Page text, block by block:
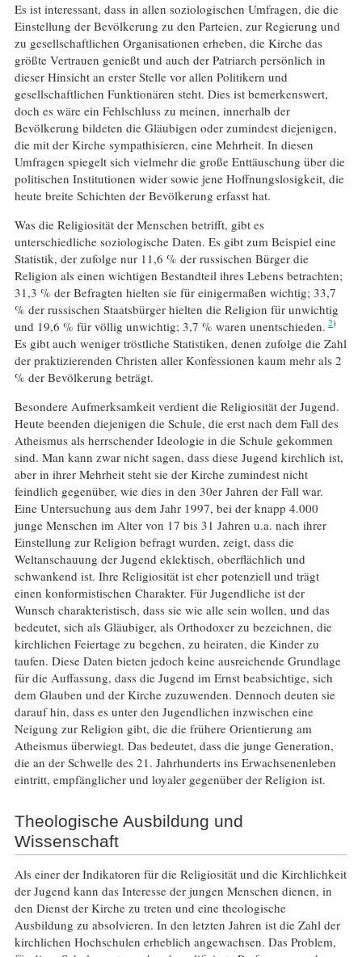
Es ist interessant, dass in allen soziologischen Umfragen, die die
Einstellung der Bevölkerung zu den Parteien, zur Regierung und
zu gesellschaftlichen Organisationen erheben, die Kirche das
größte Vertrauen genießt und auch der Patriarch persönlich in
dieser Hinsicht an erster Stelle vor allen Politikern und
gesellschaftlichen Funktionären steht. Dies ist bemerkenswert,
doch es wäre ein Fehlschluss zu meinen, innerhalb der
Bevölkerung bildeten die Gläubigen oder zumindest diejenigen,
die mit der Kirche sympathisieren, eine Mehrheit. In diesen
Umfragen spiegelt sich vielmehr die große Enttäuschung über die
politischen Institutionen wider sowie jene Hoffnungslosigkeit, die
heute breite Schichten der Bevölkerung erfasst hat.
Was die Religiosität der Menschen betrifft, gibt es
unterschiedliche soziologische Daten. Es gibt zum Beispiel eine
Statistik, der zufolge nur 11,6 % der russischen Bürger die
Religion als einen wichtigen Bestandteil ihres Lebens betrachten;
31,3 % der Befragten hielten sie für einigermaßen wichtig; 33,7
% der russischen Staatsbürger hielten die Religion für unwichtig
und 19,6 % für völlig unwichtig; 3,7 % waren unentschieden. 2
Es gibt auch weniger tröstliche Statistiken, denen zufolge die Zahl
der praktizierenden Christen aller Konfessionen kaum mehr als 2
% der Bevölkerung beträgt.
Besondere Aufmerksamkeit verdient die Religiosität der Jugend.
Heute beenden diejenigen die Schule, die erst nach dem Fall des
Atheismus als herrschender Ideologie in die Schule gekommen
sind. Man kann zwar nicht sagen, dass diese Jugend kirchlich ist,
aber in ihrer Mehrheit steht sie der Kirche zumindest nicht
feindlich gegenüber, wie dies in den 30er Jahren der Fall war.
Eine Untersuchung aus dem Jahr 1997, bei der knapp 4.000
junge Menschen im Alter von 17 bis 31 Jahren u.a. nach ihrer
Einstellung zur Religion befragt wurden, zeigt, dass die
Weltanschauung der Jugend eklektisch, oberflächlich und
schwankend ist. Ihre Religiosität ist eher potenziell und trägt
einen konformistischen Charakter. Für Jugendliche ist der
Wunsch charakteristisch, dass sie wie alle sein wollen, und das
bedeutet, sich als Gläubiger, als Orthodoxer zu bezeichnen, die
kirchlichen Feiertage zu begehen, zu heiraten, die Kinder zu
taufen. Diese Daten bieten jedoch keine ausreichende Grundlage
für die Auffassung, dass die Jugend im Ernst beabsichtige, sich
dem Glauben und der Kirche zuzuwenden. Dennoch deuten sie
darauf hin, dass es unter den Jugendlichen inzwischen eine
Neigung zur Religion gibt, die die frühere Orientierung am
Atheismus überwiegt. Das bedeutet, dass die junge Generation,
die an der Schwelle des 21. Jahrhunderts ins Erwachsenenleben
eintritt, empfänglicher und loyaler gegenüber der Religion ist.
Theologische Ausbildung und
Wissenschaft
Als einer der Indikatoren für die Religiosität und die Kirchlichkeit
der Jugend kann das Interesse der jungen Menschen dienen, in
den Dienst der Kirche zu treten und eine theologische
Ausbildung zu absolvieren. In den letzten Jahren ist die Zahl der
kirchlichen Hochschulen erheblich angewachsen. Das Problem,